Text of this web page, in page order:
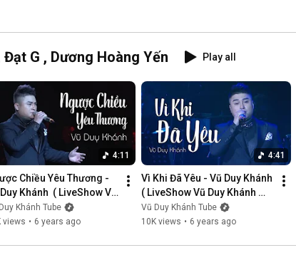
G , Dương Hoàng Yến Play all
4:11
Chiều Yêu Thương -
Khánh  ( LiveShow Vũ
Khánh 2019 Phần 3/21 )
Khánh Tube
views • 6 years ago
4:41
Vì Khi Đã Yêu - Vũ Duy Khánh
( LiveShow Vũ Duy Khánh
2019 Phần 4/21 )
Vũ Duy Khánh Tube
10K views • 6 years ago